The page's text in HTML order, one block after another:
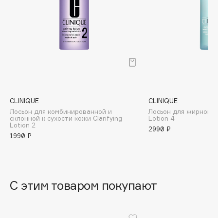
Beauty Bomb
Beauty Pati
Beautyblades
Beverly Hills Polo Club
отшелушивающий лосьон 3 Clarifying Lotion.
Для очень жирной кожи: отшелушивающий лосьон 4
Clarifying Lotion.
CLINIQUE
Лосьон для комбинированной и
склонной к сухости кожи Clarifying
Lotion 2
1990 ₽
CLINIQUE
Лосьон для жирной
Lotion 4
2990 ₽
С этим товаром покупают